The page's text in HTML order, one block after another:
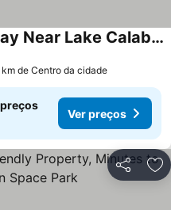
Your Ultimate Leisure Stay Near Lake Calabasas Park! 2 Comfortable Units, Pool
de Centro da cidade
Ver preços
Partilhar